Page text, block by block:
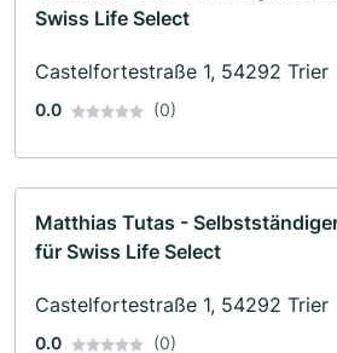
Swiss Life Select
Castelfortestraße 1, 54292 Trier
0.0 (0)
Matthias Tutas -
für Swiss Life Select
Castelfortestraße 1, 54292 Trier
0.0 (0)